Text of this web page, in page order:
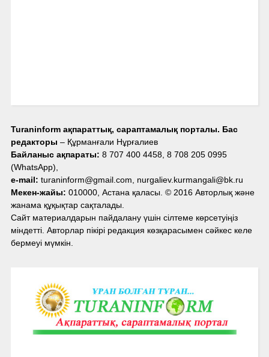
Turaninform ақпараттық, сараптамалық порталы. Бас
редакторы – Құрманғали Нұрғалиев
Байланыс ақпараты: 8 707 400 4458, 8 708 205 0995
(WhatsApp),
e-mail: turaninform@gmail.com, nurgaliev.kurmangali@bk.ru
Мекен-жайы: 010000, Астана қаласы. © 2016 Авторлық және
жанама құқықтар сақталады.
Сайт материалдарын пайдалану үшін сілтеме көрсетуіңіз
міндетті. Авторлар пікірі редакция көзқарасымен сәйкес келе
бермеуі мүмкін.